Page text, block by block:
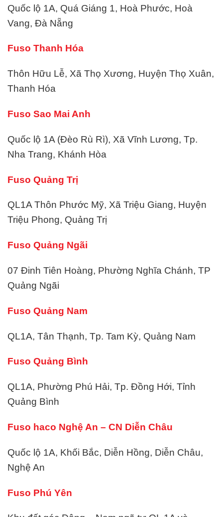
Quốc lộ 1A, Quá Giáng 1, Hoà Phước, Hoà
Vang, Đà Nẵng
Fuso Thanh Hóa
Thôn Hữu Lễ, Xã Thọ Xương, Huyện Thọ Xuân,
Thanh Hóa
Fuso Sao Mai Anh
Quốc lộ 1A (Đèo Rù Rì), Xã Vĩnh Lương, Tp.
Nha Trang, Khánh Hòa
Fuso Quảng Trị
QL1A Thôn Phước Mỹ, Xã Triệu Giang, Huyện
Triệu Phong, Quảng Trị
Fuso Quảng Ngãi
07 Đinh Tiên Hoàng, Phường Nghĩa Chánh, TP
Quảng Ngãi
Fuso Quảng Nam
QL1A, Tân Thạnh, Tp. Tam Kỳ, Quảng Nam
Fuso Quảng Bình
QL1A, Phường Phú Hải, Tp. Đồng Hới, Tỉnh
Quảng Bình
Fuso haco Nghệ An – CN Diễn Châu
Quốc lộ 1A, Khối Bắc, Diễn Hồng, Diễn Châu,
Nghệ An
Fuso Phú Yên